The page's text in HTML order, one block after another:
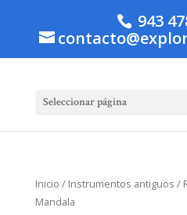
943
Seleccionar página
Inicio / Instrumentos antiguos /
Mandala